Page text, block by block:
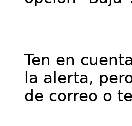
Ten en
la alerta,
de correo o